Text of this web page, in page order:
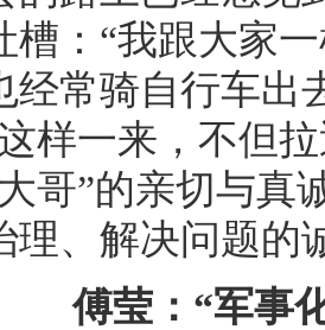
槽：“我跟大家
经常骑自行车出
样一来，不但
哥”的亲切与真
理、解决问题的
傅莹：“军事